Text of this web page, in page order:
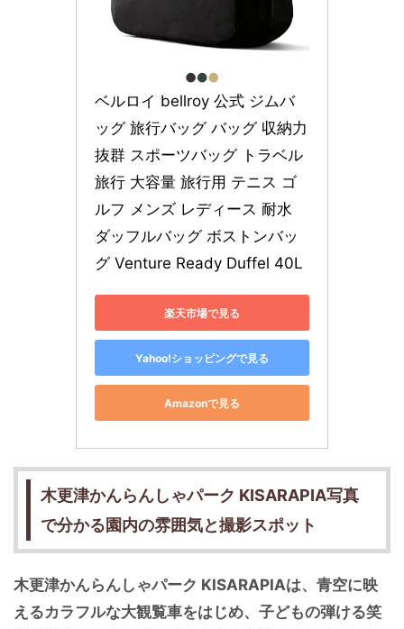
ベルロイ bellroy 公式 ジムバ
ッグ 旅行バッグ バッグ 収納力
抜群 スポーツバッグ トラベル
旅行 大容量 旅行用 テニス ゴ
ルフ メンズ レディース 耐水
ダッフルバッグ ボストンバッ
グ Venture Ready Duffel 40L
楽天市場で見る
Yahoo!ショッピングで見る
Amazonで見る
木更津かんらんしゃパーク KISARAPIA写真
で分かる園内の雰囲気と撮影スポッ ト
木更津かんらんしゃパーク KISARAPIAは、青空に映
えるカラフルな大観覧車をはじめ、子どもの弾ける笑